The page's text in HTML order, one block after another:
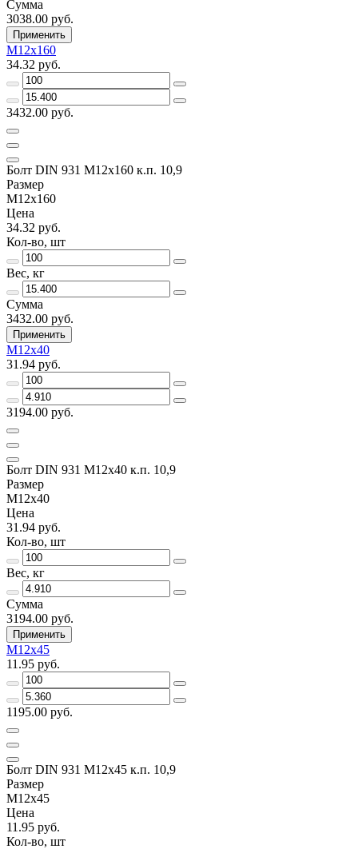
Сумма
3038.00 руб.
Применить
М12х160
34.32 руб.
3432.00 руб.
Болт DIN 931 М12х160 к.п. 10,9
Размер
М12х160
Цена
34.32 руб.
Кол-во, шт
Вес, кг
Сумма
3432.00 руб.
Применить
М12х40
31.94 руб.
3194.00 руб.
Болт DIN 931 М12х40 к.п. 10,9
Размер
М12х40
Цена
31.94 руб.
Кол-во, шт
Вес, кг
Сумма
3194.00 руб.
Применить
М12х45
11.95 руб.
1195.00 руб.
Болт DIN 931 М12х45 к.п. 10,9
Размер
М12х45
Цена
11.95 руб.
Кол-во, шт